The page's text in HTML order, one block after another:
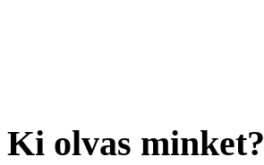
Ki olvas minket?